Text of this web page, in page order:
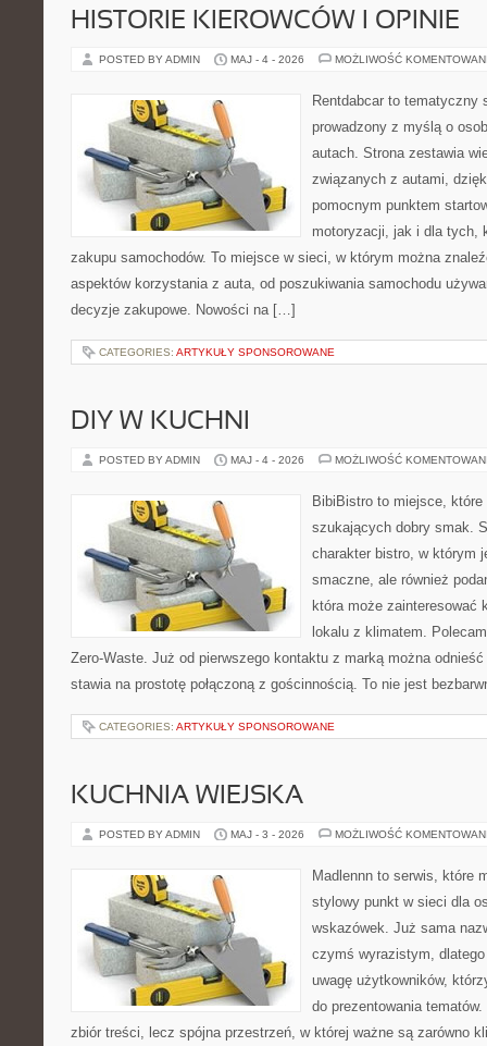
HISTORIE KIEROWCÓW I OPINIE
POSTED BY ADMIN MAJ - 4 - 2026 MOŻLIWOŚĆ
Rentdabcar to tematyczny
prowadzony z myślą o
autach. Strona zestawia
związanych z autami,
pomocnym punktem
motoryzacji, jak i dla tych,
zakupu samochodów. To miejsce w sieci, w którym można
aspektów korzystania z auta, od poszukiwania samochodu
decyzje zakupowe. Nowości na […]
CATEGORIES: ARTYKUŁY SPONSOROWANE
DIY W KUCHNI
POSTED BY ADMIN MAJ - 4 - 2026 MOŻLIWOŚĆ
BibiBistro to miejsce,
szukających dobry smak.
charakter bistro, w którym
smaczne, ale również
która może zainteresować
lokalu z klimatem.
Zero-Waste. Już od pierwszego kontaktu z marką można
stawia na prostotę połączoną z gościnnością. To nie jest
CATEGORIES: ARTYKUŁY SPONSOROWANE
KUCHNIA WIEJSKA
POSTED BY ADMIN MAJ - 3 - 2026 MOŻLIWOŚĆ
Madlennn to serwis, które
stylowy punkt w sieci dla
wskazówek. Już sama
czymś wyrazistym,
uwagę użytkowników,
do prezentowania
zbiór treści, lecz spójna przestrzeń, w której ważne są zarówno